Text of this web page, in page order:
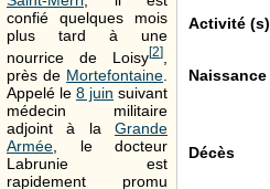
Activité (s)
Naissance
Décès
confié quelques mois
plus tard à une
nourrice de Loisy[2]
près de Mortefontaine
Appelé le 8 juin suivant
médecin militaire
adjoint à la Grande
Armée , le docteur
Labrunie est
rapidement promu